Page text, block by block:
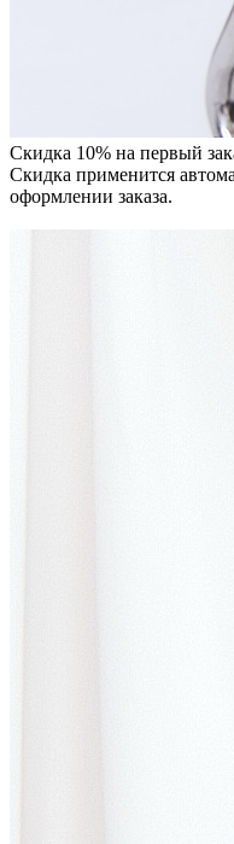
Скидка 10% на первый
Скидка применится
оформлении заказа.